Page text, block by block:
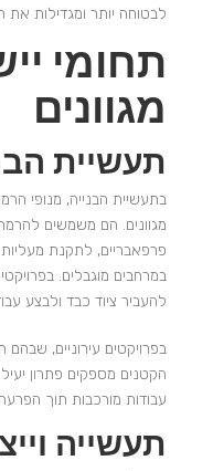
לבטוחה יותר ומגדילות את
תחומי
מגוונים
תעשיית
בתעשיית הבנייה, מנופי
מגוונים. הם משמשים
פרפאבריים, לתקנת
במרחבים מוגבלים.
להעביר ציוד כבד ולבצע
בפרויקטים עירוניים,
הקטנים מספקים פתרון
עבודות מורכבות תוך
תעשייה